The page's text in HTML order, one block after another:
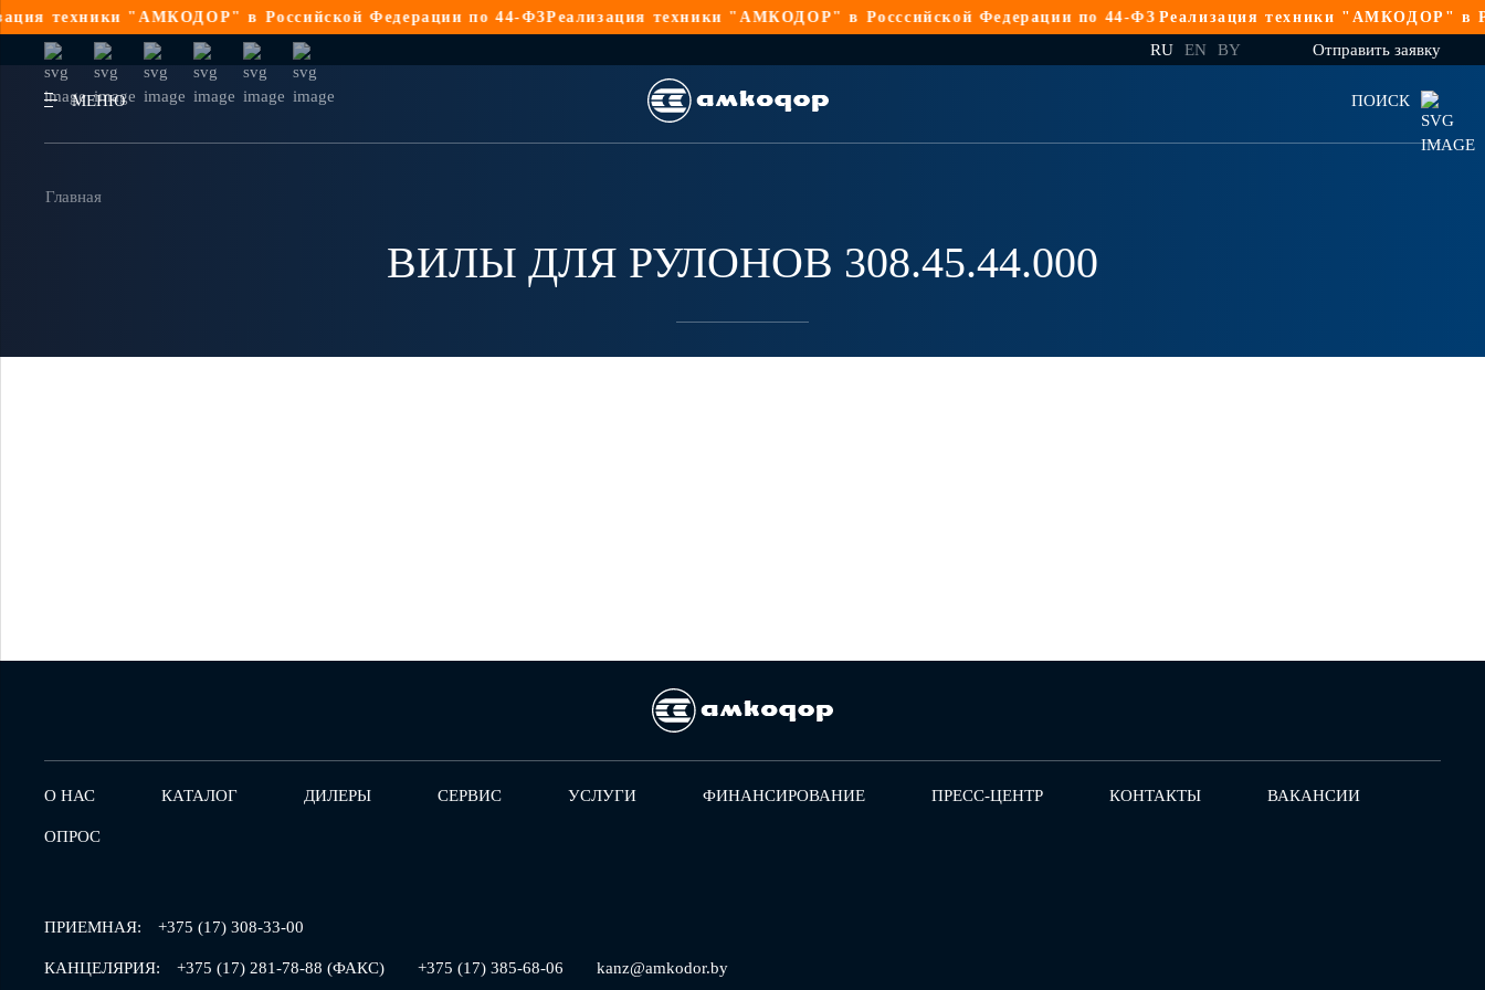
техники "АМКОДОР" в Российской Федерации по 44-ФЗРеализация техники "АМКОДОР" в Росссийской Федерации по 44-ФЗРеализация техники "АМКОДОР" в
RU EN BY Отправить заявку
МЕНЮ ПОИСК
Главная
ВИЛЫ ДЛЯ РУЛОНОВ 308.45.44.000
О НАС КАТАЛОГ ДИЛЕРЫ СЕРВИС УСЛУГИ ФИНАНСИРОВАНИЕ ПРЕСС-ЦЕНТР КОНТАКТЫ ВАКАНСИИ
ОПРОС
ПРИЕМНАЯ: +375 (17) 308-33-00
КАНЦЕЛЯРИЯ: +375 (17) 281-78-88 (ФАКС) +375 (17) 385-68-06 kanz@amkodor.by